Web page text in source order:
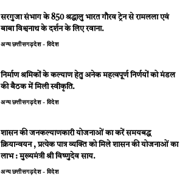
सरगुजा संभाग के 850 श्रद्धालु भारत गौरव ट्रेन से रामलला एवं
बाबा विश्वनाथ के दर्शन के लिए रवाना.
अन्यछत्तीसगढ़देश - विदेश
निर्माण श्रमिकों के कल्याण हेतु अनेक महत्वपूर्ण निर्णयों को मंडल
की बैठक में मिली स्वीकृति.
अन्यछत्तीसगढ़देश - विदेश
शासन की जनकल्याणकारी योजनाओं का करें समयबद्ध
क्रियान्वयन , प्रत्येक पात्र व्यक्ति को मिले शासन की योजनाओं का
लाभ : मुख्यमंत्री श्री विष्णुदेव साय.
अन्यछत्तीसगढ़देश - विदेश